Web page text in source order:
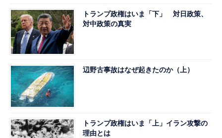
トランプ政権はいま「下」 対日政策、
対中政策の真実
辺野古事故はなぜ起きたのか（上）
トランプ政権はいま「上」イラン攻撃の
理由とは